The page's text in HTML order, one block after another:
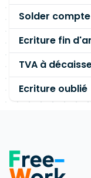
Solder
Ecriture fin
TVA à
Ecriture oublié